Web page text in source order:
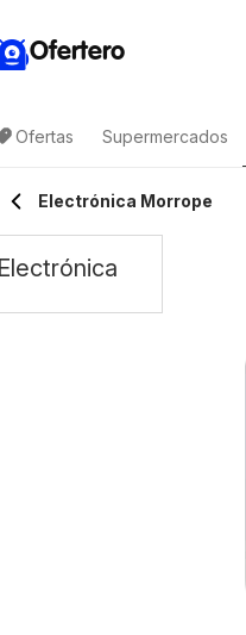
Ofertero
Ofertas Supermercados
Electrónica Morrope
Electrónica